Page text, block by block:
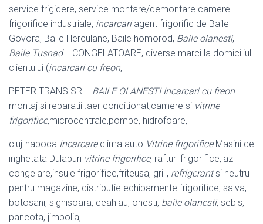
service frigidere, service montare/demontare camere
frigorifice industriale, incarcariagent frigorific de Baile
Govora, Baile Herculane, Baile homorod, Baile olanesti,
Baile Tusnad.. CONGELATOARE, diverse marci la domiciliul
clientului (incarcari cu freon,
PETER TRANS SRL- BAILE OLANESTI Incarcari cu freon.
montaj si reparatii .aer conditionat,camere si vitrine
frigorifice,microcentrale,pompe, hidrofoare,
cluj-napoca Incarcareclima auto Vitrine frigorificeMasini de
inghetata Dulapuri vitrine frigorifice, rafturi frigorifice,lazi
congelare,insule frigorifice,friteusa, grill, refrigerantsi neutru
pentru magazine, distributie echipamente frigorifice, salva,
botosani, sighisoara, ceahlau, onesti, baile olanesti, sebis,
pancota, jimbolia,